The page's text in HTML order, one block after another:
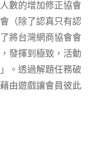
數的增加修正協會
（除了認真只有認
將台灣網商協會會
發揮到極致，活動
。透過解題任務破
由遊戲讓會員彼此